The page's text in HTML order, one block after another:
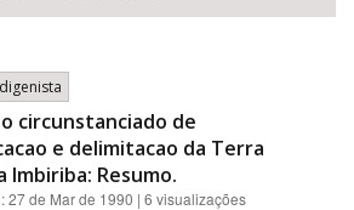
circunstanciado de
e delimitacao da Terra
Imbiriba: Resumo.
27 de Mar de 1990 | 6 visualizações